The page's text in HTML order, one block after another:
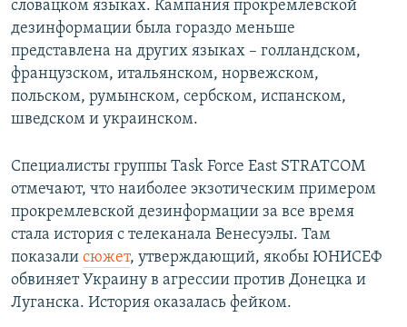
словацком языках. Кампания прокремлевской
дезинформации была гораздо меньше
представлена на других языках – голландском,
французском, итальянском, норвежском,
польском, румынском, сербском, испанском,
шведском и украинском.
Специалисты группы Task Force East STRATCOM
отмечают, что наиболее экзотическим примером
прокремлевской дезинформации за все время
стала история с телеканала Венесуэлы. Там
показали сюжет, утверждающий, якобы ЮНИСЕФ
обвиняет Украину в агрессии против Донецка и
Луганска. История оказалась фейком.